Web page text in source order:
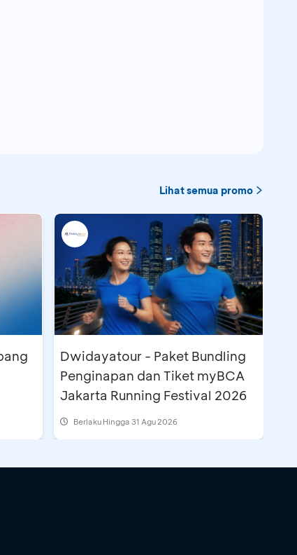
Lihat semua promo
Dwidayatour - Paket Bundling
Penginapan dan Tiket myBCA
Jakarta Running Festival 2026
Berlaku Hingga 31 Agu 2026